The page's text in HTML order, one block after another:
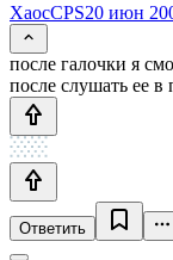
XaocCPS20 июн
после галочки я
после слушать ее в
Ответить